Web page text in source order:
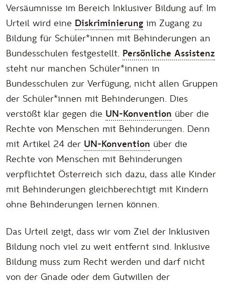
Versäumnisse im Bereich Inklusiver Bildung auf. Im
Urteil wird eine Diskriminierung im Zugang zu
Bildung für Schüler*innen mit Behinderungen an
Bundesschulen festgestellt. Persönliche Assistenz
steht nur manchen Schüler*innen in
Bundesschulen zur Verfügung, nicht allen Gruppen
der Schüler*innen mit Behinderungen. Dies
verstößt klar gegen die UN-Konvention über die
Rechte von Menschen mit Behinderungen. Denn
mit Artikel 24 der UN-Konvention über die
Rechte von Menschen mit Behinderungen
verpflichtet Österreich sich dazu, dass alle Kinder
mit Behinderungen gleichberechtigt mit Kindern
ohne Behinderungen lernen können.
Das Urteil zeigt, dass wir vom Ziel der Inklusiven
Bildung noch viel zu weit entfernt sind. Inklusive
Bildung muss zum Recht werden und darf nicht
von der Gnade oder dem Gutwillen der